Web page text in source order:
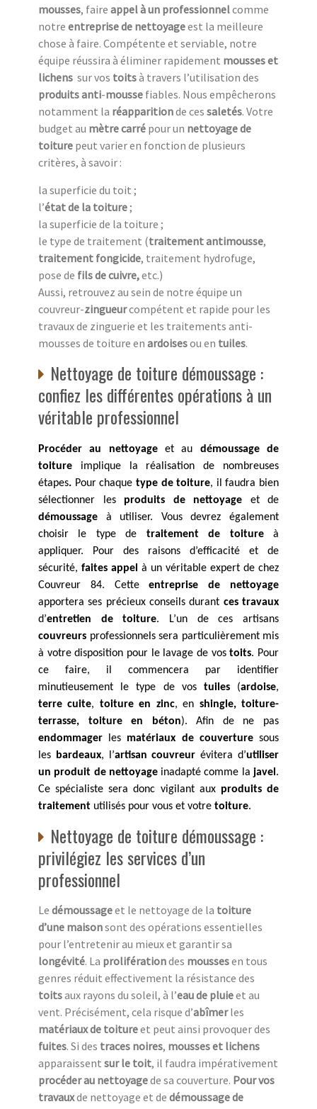
mousses, faire appel à un professionnelcomme
notre entreprise de nettoyageest la meilleure
chose à faire. Compétente et serviable, notre
équipe réussira à éliminer rapidement mousses et
lichens sur vos toitsà travers l’utilisation des
produits anti-mousse fiables. Nous empêcherons
notamment la réapparitionde ces saletés. Votre
budget au mètre carré pour un nettoyage de
toiture peut varier en fonction de plusieurs
critères, à savoir :
la superficie du toit ;
l’état de la toiture ;
la superficie de la toiture ;
le type de traitement (traitement antimousse,
traitement fongicide, traitement hydrofuge,
pose de fils de cuivre,etc.)
Aussi, retrouvez au sein de notre équipe un
couvreur-zingueurcompétent et rapide pour les
travaux de zinguerie et les traitements anti-
mousses de toiture en ardoisesou en tuiles.
Nettoyage de toiture démoussage :
confiez les différentes opérations à un
véritable professionnel
Procéder au nettoyageet au démoussage de
toiture implique la réalisation de nombreuses
étapes. Pour chaque type de toiture, il faudra bien
sélectionner les produits de nettoyage et de
démoussage à utiliser. Vous devrez également
choisir le type de traitement de toitureà
appliquer. Pour des raisons d’efficacité et de
sécurité, faites appel à un véritable expert de chez
Couvreur 84. Cetteentreprise de nettoyage
apportera ses précieux conseils durant ces travaux
d’entretien de toiture. L’un de ces artisans
couvreurs professionnels sera particulièrement mis
à votre disposition pour le lavage de vostoits. Pour
ce faire, il commencera par identifier
minutieusement le type de vos tuiles(ardoise,
terre cuite, toiture en zinc, en shingle, toiture-
terrasse, toiture en béton). Afin de ne pas
endommager les matériaux de couverturesous
les bardeaux, l’artisan couvreurévitera d’utiliser
un produit de nettoyageinadapté comme lajavel .
Ce spécialiste sera donc vigilant aux produits de
traitement utilisés pour vous et votre toiture.
Nettoyage de toiture démoussage :
privilégiez les services d’un
professionnel
Le démoussageet le nettoyage de la toiture
d’une maisonsont des opérations essentielles
pour l’entretenir au mieux et garantir sa
longévité. La proliférationdes moussesen tous
genres réduit effectivement la résistance des
toitsaux rayons du soleil, à l’eau de pluieet au
vent. Précisément, cela risque d’abîmerles
matériaux de toitureet peut ainsi provoquer des
fuites. Si des traces noires, mousses et lichens
apparaissent sur le toit, il faudra impérativement
procéder au nettoyagede sa couverture. Pour vos
travauxde nettoyage et de démoussage de